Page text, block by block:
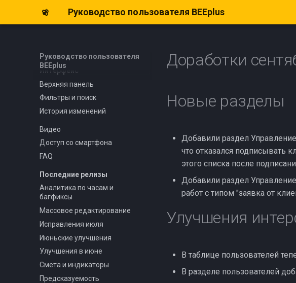
Руководство пользователя BEEplus
Руководство пользователя
BEEplus
Базовые настройки
Уведомления
Интерфейс
Верхняя панель
Фильтры и поиск
История изменений
Видео
Доступ со смартфона
FAQ
Последние релизы
Аналитика по часам и
багфиксы
Массовое редактирование
Исправления июля
Июньские улучшения
Улучшения в июне
Смета и индикаторы
Предсказуемость
Доработки
Новые разделы
Добавили раздел
что отказался подписывать
этого списка после
Добавили раздел
работ с типом "заявка от
Улучшения
В таблице пользователей
В разделе пользователей